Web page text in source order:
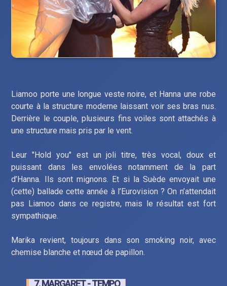
Liamoo porte une longue veste noire, et Hanna une robe
courte à la structure moderne laissant voir ses bras nus.
Derrière le couple, plusieurs fins voiles sont attachés à
une structure mais pris par le vent.
Leur "Hold you" est un joli titre, très vocal, doux et
puissant dans les envolées notamment de la part
d’Hanna. Ils sont mignons. Et si la Suède envoyait une
(cette) ballade cette année à l’Eurovision ? On n’attendait
pas Liamoo dans ce registre, mais le résultat est fort
sympathique.
Marika revient, toujours dans son smoking noir, avec
chemise blanche et nœud de papillon.
7. MARGARET - TEMPO